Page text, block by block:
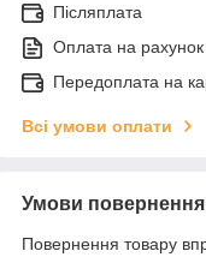
Післяплата
Оплата на рахунок
Передоплата на
Всі умови оплати
Умови повернення
Повернення товару